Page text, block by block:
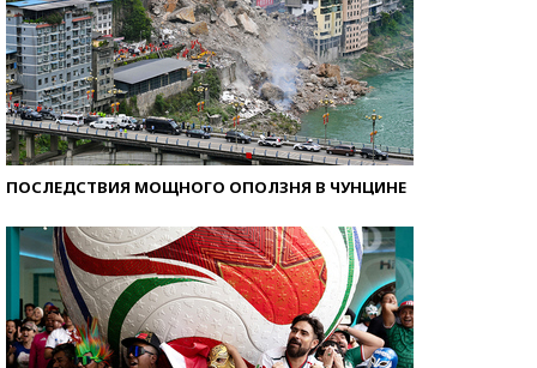
ПОСЛЕДСТВИЯ МОЩНОГО ОПОЛЗНЯ В ЧУНЦИНЕ